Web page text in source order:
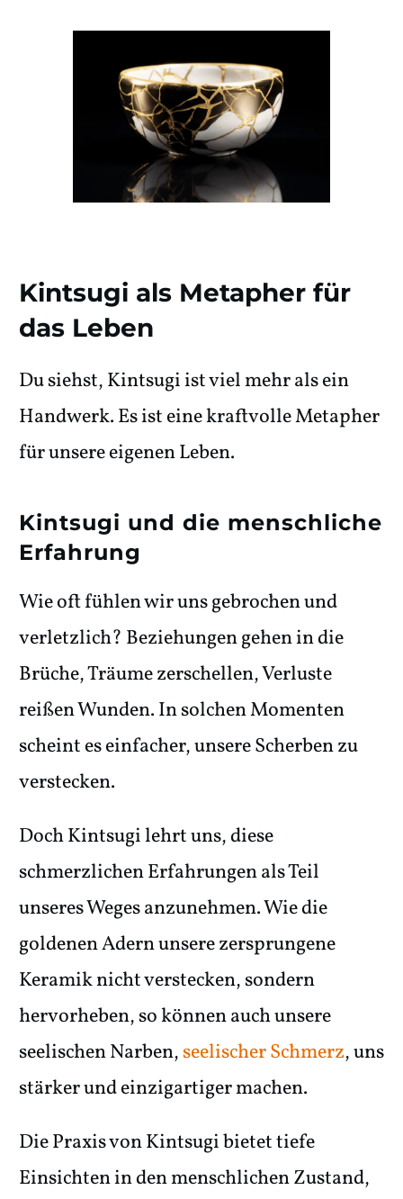
Kintsugi als Metapher für
das Leben
Du siehst, Kintsugi ist viel mehr als ein
Handwerk. Es ist eine kraftvolle Metapher
für unsere eigenen Leben.
Kintsugi und die menschliche
Erfahrung
Wie oft fühlen wir uns gebrochen und
verletzlich? Beziehungen gehen in die
Brüche, Träume zerschellen, Verluste
reißen Wunden. In solchen Momenten
scheint es einfacher, unsere Scherben zu
verstecken.
Doch Kintsugi lehrt uns, diese
schmerzlichen Erfahrungen als Teil
unseres Weges anzunehmen. Wie die
goldenen Adern unsere zersprungene
Keramik nicht verstecken, sondern
hervorheben, so können auch unsere
seelischen Narben,seelischer Schmerz, uns
stärker und einzigartiger machen.
Die Praxis von Kintsugi bietet tiefe
Einsichten in den menschlichen Zustand,